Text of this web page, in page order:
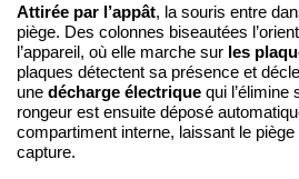
Attirée par l’appât, la souris entre
piège. Des colonnes biseautées
l’appareil, où elle marche sur les
plaques détectent sa présence et
une décharge électrique qui l’élimine
rongeur est ensuite déposé
compartiment interne, laissant le
capture.